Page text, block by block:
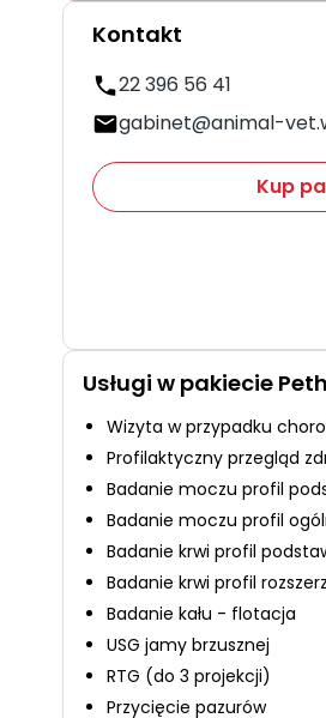
Kontakt
22 396 56 41
gabinet@animal-
Kup
Usługi w pakiecie
Wizyta w przypadku
Profilaktyczny przegląd
Badanie moczu profil
Badanie moczu profil
Badanie krwi profil
Badanie krwi profil
Badanie kału - flotacja
USG jamy brzusznej
RTG (do 3 projekcji)
Przycięcie pazurów